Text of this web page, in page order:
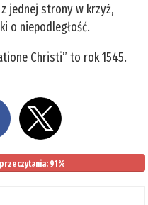
jednej strony w krzyż,
o niepodległość.
Christi” to rok 1545.
91%